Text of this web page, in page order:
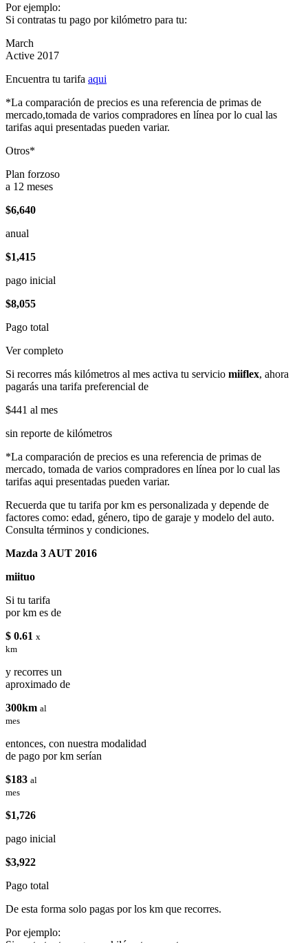
Por ejemplo:
Si contratas tu pago por kilómetro para tu:
March
Active 2017
Encuentra tu tarifa aqui
*La comparación de precios es una referencia de primas de
mercado,tomada de varios compradores en línea por lo cual las
tarifas aqui presentadas pueden variar.
Otros*
Plan forzoso
a 12 meses
$6,640
anual
$1,415
pago inicial
$8,055
Pago total
Ver completo
Si recorres más kilómetros al mes activa tu servicio miiflex, ahora
pagarás una tarifa preferencial de
$441 al mes
sin reporte de kilómetros
*La comparación de precios es una referencia de primas de
mercado, tomada de varios compradores en línea por lo cual las
tarifas aqui presentadas pueden variar.
Recuerda que tu tarifa por km es personalizada y depende de
factores como: edad, género, tipo de garaje y modelo del auto.
Consulta términos y condiciones.
Mazda 3 AUT 2016
miituo
Si tu tarifa
por km es de
$ 0.61 x
km
y recorres un
aproximado de
300km al
mes
entonces, con nuestra modalidad
de pago por km serían
$183 al
mes
$1,726
pago inicial
$3,922
Pago total
De esta forma solo pagas por los km que recorres.
Por ejemplo: